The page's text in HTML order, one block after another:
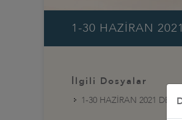
1-30 HAZİRAN
İlgili Dosyalar
1-30 HAZİRAN 2021 DEİK